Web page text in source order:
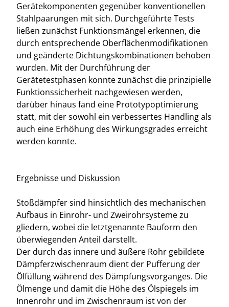
Gerätekomponenten gegenüber konventionellen
Stahlpaarungen mit sich. Durchgeführte Tests
ließen zunächst Funktionsmängel erkennen, die
durch entsprechende Oberflächenmodifikationen
und geänderte Dichtungskombinationen behoben
wurden. Mit der Durchführung der
Gerätetestphasen konnte zunächst die prinzipielle
Funktionssicherheit nachgewiesen werden,
darüber hinaus fand eine Prototypoptimierung
statt, mit der sowohl ein verbessertes Handling als
auch eine Erhöhung des Wirkungsgrades erreicht
werden konnte.
Ergebnisse und Diskussion
Stoßdämpfer sind hinsichtlich des mechanischen
Aufbaus in Einrohr- und Zweirohrsysteme zu
gliedern, wobei die letztgenannte Bauform den
überwiegenden Anteil darstellt.
Der durch das innere und äußere Rohr gebildete
Dämpferzwischenraum dient der Pufferung der
Ölfüllung während des Dämpfungsvorganges. Die
Ölmenge und damit die Höhe des Ölspiegels im
Innenrohr und im Zwischenraum ist von der